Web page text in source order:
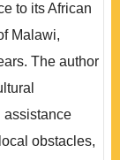
to its African
Malawi,
The author
assistance
obstacles,